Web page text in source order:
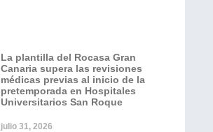
La plantilla del Rocasa Gran
Canaria supera las revisiones
médicas previas al inicio de la
pretemporada en Hospitales
Universitarios San Roque
julio 31, 2026